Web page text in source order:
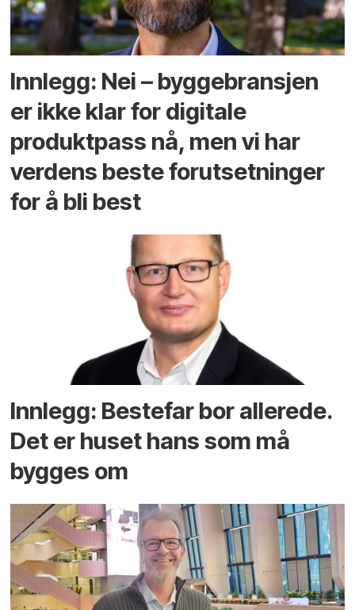
Innlegg: Nei – byggebransjen
er ikke klar for digitale
produktpass nå, men vi har
verdens beste forutsetninger
for å bli best
Innlegg: Bestefar bor allerede.
Det er huset hans som må
bygges om